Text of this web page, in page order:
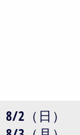
8/2（日）